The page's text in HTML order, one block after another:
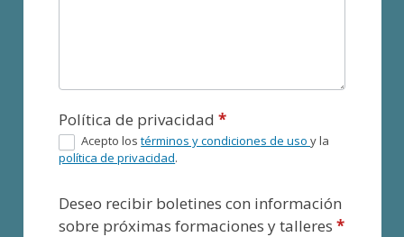
Política de privacidad*
Acepto lostérminos y condiciones de usoy la
política de privacidad.
Deseo recibir boletines con información
sobre próximas formaciones y talleres*